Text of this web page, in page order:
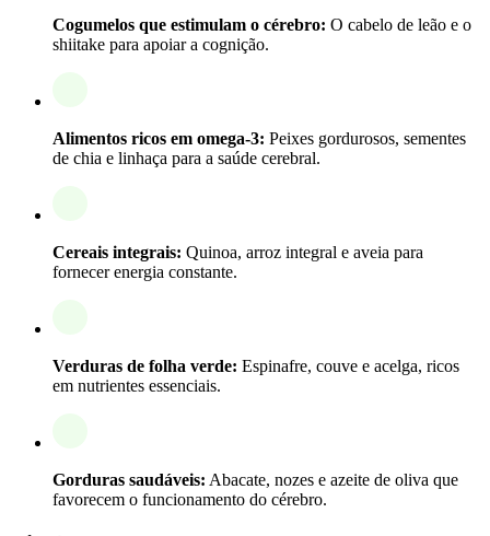
Cogumelos que estimulam o cérebro: O cabelo de leão e o
shiitake para apoiar a cognição.
Alimentos ricos em omega-3: Peixes gordurosos, sementes
de chia e linhaça para a saúde cerebral.
Cereais integrais: Quinoa, arroz integral e aveia para
fornecer energia constante.
Verduras de folha verde: Espinafre, couve e acelga, ricos
em nutrientes essenciais.
Gorduras saudáveis: Abacate, nozes e azeite de oliva que
favorecem o funcionamento do cérebro.